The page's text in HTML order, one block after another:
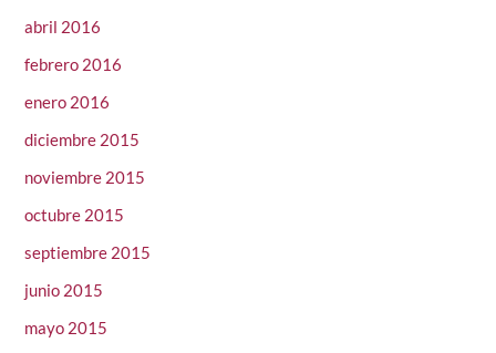
abril 2016
febrero 2016
enero 2016
diciembre 2015
noviembre 2015
octubre 2015
septiembre 2015
junio 2015
mayo 2015